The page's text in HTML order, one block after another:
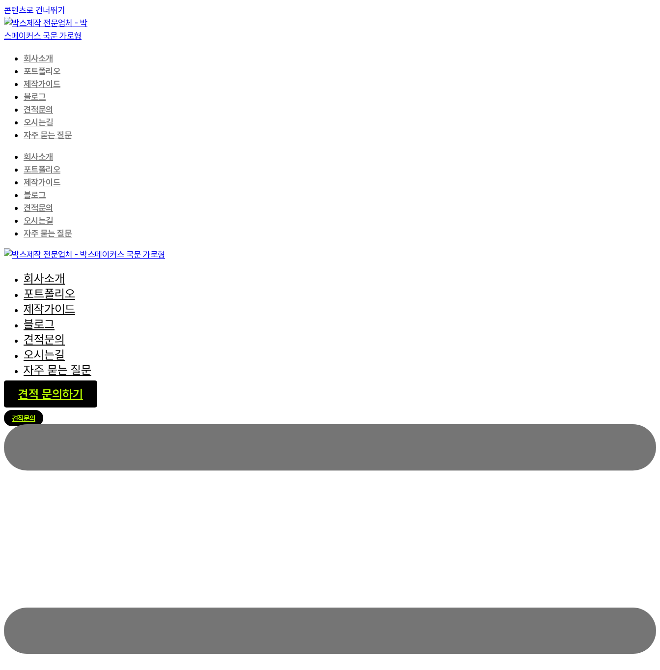
콘텐츠로 건너뛰기
회사소개
포트폴리오
제작가이드
블로그
견적문의
오시는길
자주 묻는 질문
회사소개
포트폴리오
제작가이드
블로그
견적문의
오시는길
자주 묻는 질문
회사소개
포트폴리오
제작가이드
블로그
견적문의
오시는길
자주 묻는 질문
견적 문의하기
견적문의